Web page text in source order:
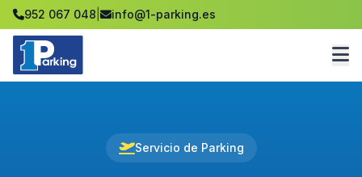
952 067 048 info@1-parking.es
Servicio de Parking